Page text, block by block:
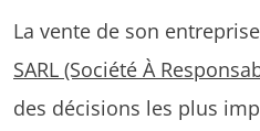
La vente de son
SARL (Société À
des décisions les plus